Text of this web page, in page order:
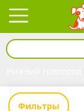
Фильтры